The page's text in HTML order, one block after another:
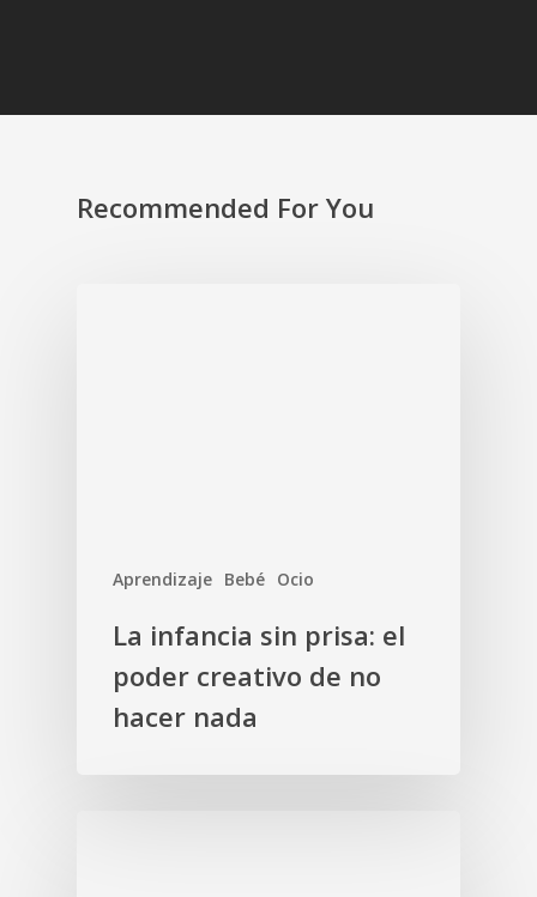
Recommended For You
Aprendizaje Bebé Ocio
La infancia sin prisa: el
poder creativo de no
hacer nada